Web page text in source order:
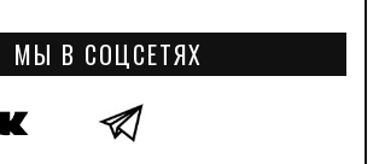
МЫ В СОЦСЕТЯХ